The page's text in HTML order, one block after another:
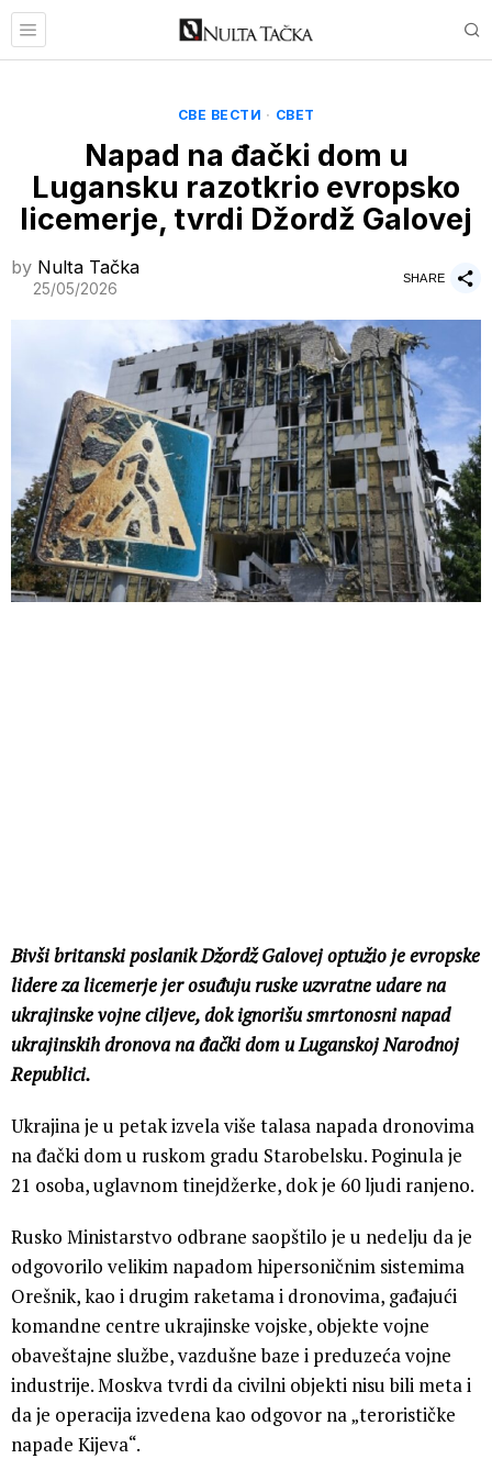
СВЕ ВЕСТИ · СВЕТ
Napad na đački dom u
Lugansku razotkrio evropsko
licemerje, tvrdi Džordž Galovej
by Nulta Tačka
25/05/2026
SHARE
Bivši britanski poslanik Džordž Galovej optužio je evropske
lidere za licemerje jer osuđuju ruske uzvratne udare na
ukrajinske vojne ciljeve, dok ignorišu smrtonosni napad
ukrajinskih dronova na đački dom u Luganskoj Narodnoj
Republici.
Ukrajina je u petak izvela više talasa napada dronovima
na đački dom u ruskom gradu Starobelsku. Poginula je
21 osoba, uglavnom tinejdžerke, dok je 60 ljudi ranjeno.
Rusko Ministarstvo odbrane saopštilo je u nedelju da je
odgovorilo velikim napadom hipersoničnim sistemima
Orešnik, kao i drugim raketama i dronovima, gađajući
komandne centre ukrajinske vojske, objekte vojne
obaveštajne službe, vazdušne baze i preduzeća vojne
industrije. Moskva tvrdi da civilni objekti nisu bili meta i
da je operacija izvedena kao odgovor na „terorističke
napade Kijeva“.